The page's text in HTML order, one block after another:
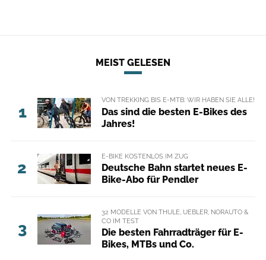
MEIST GELESEN
1
VON TREKKING BIS E-MTB: WIR HABEN SIE ALLE!
Das sind die besten E-Bikes des
Jahres!
2
E-BIKE KOSTENLOS IM ZUG
Deutsche Bahn startet neues E-
Bike-Abo für Pendler
3
32 MODELLE VON THULE, UEBLER, NORAUTO &
CO IM TEST
Die besten Fahrradträger für E-
Bikes, MTBs und Co.